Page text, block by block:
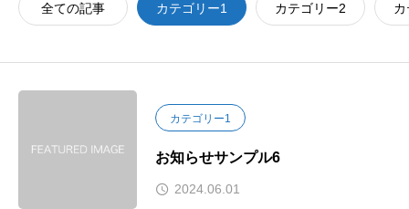
全ての記事 カテゴリー1 カテゴリー2
カテゴリー1
お知らせサンプル6
2024.06.01